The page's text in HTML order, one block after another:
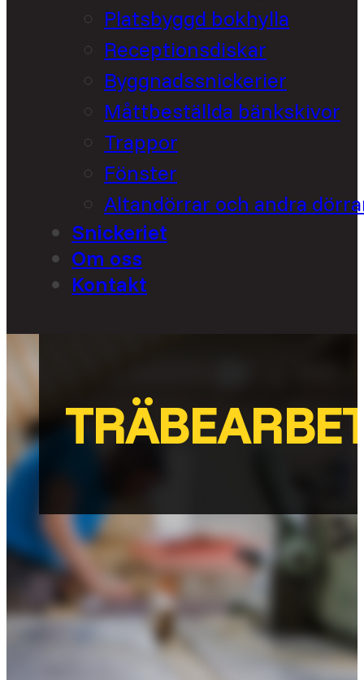
Platsbyggd bokhylla
Receptionsdiskar
Byggnadssnickerier
Måttbeställda bänkskivor
Trappor
Fönster
Altandörrar och andra
Snickeriet
Om oss
Kontakt